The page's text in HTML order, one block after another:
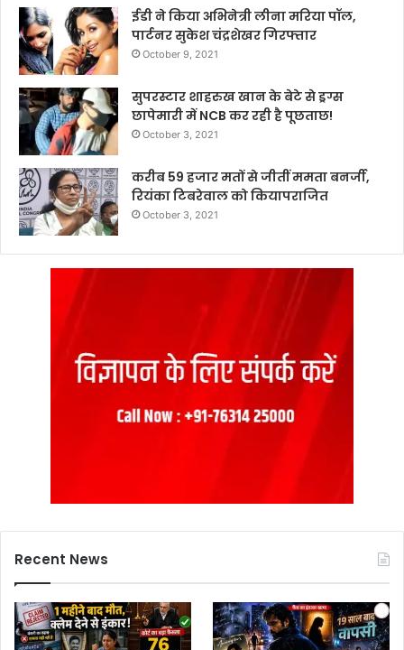
ईडी ने किया अभिनेत्री लीना मरिया पॉल,
पार्टनर सुकेश चंद्रशेखर गिरफ्तार
October 9, 2021
सुपरस्टार शाहरुख खान के बेटे से ड्रग्स
छापेमारी में NCB कर रही है पूछताछ!
October 3, 2021
करीब 59 हजार मतों से जीतीं ममता बनर्जी,
रियंका टिबरेवाल को कियापराजित
October 3, 2021
Recent News